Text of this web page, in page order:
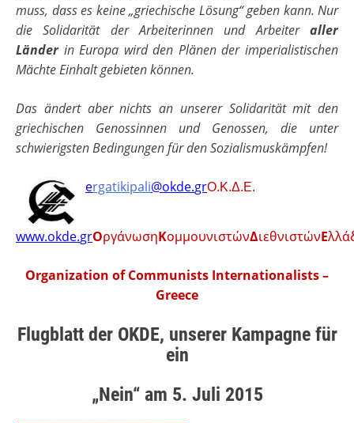
muss, dass es keine „griechische Lösung“ geben kann. Nur
die Solidarität der Arbeiterinnen und Arbeiter aller
Länder in Europa wird den Plänen der imperialistischen
Mächte Einhalt gebieten können.
Das ändert aber nichts an unserer Solidarität mit den
griechischen Genossinnen und Genossen, die unter
schwierigsten Bedingungen für den Sozialismuskämpfen!
ergatikipali@okde.grΟ.Κ.Δ.Ε.
www.okde.grΟργάνωσηΚομμουνιστώνΔιεθνιστώνΕ
Organization of Communists Internationalists –
Greece
Flugblatt der OKDE, unserer Kampagne für
ein
„Nein“ am 5. Juli 2015